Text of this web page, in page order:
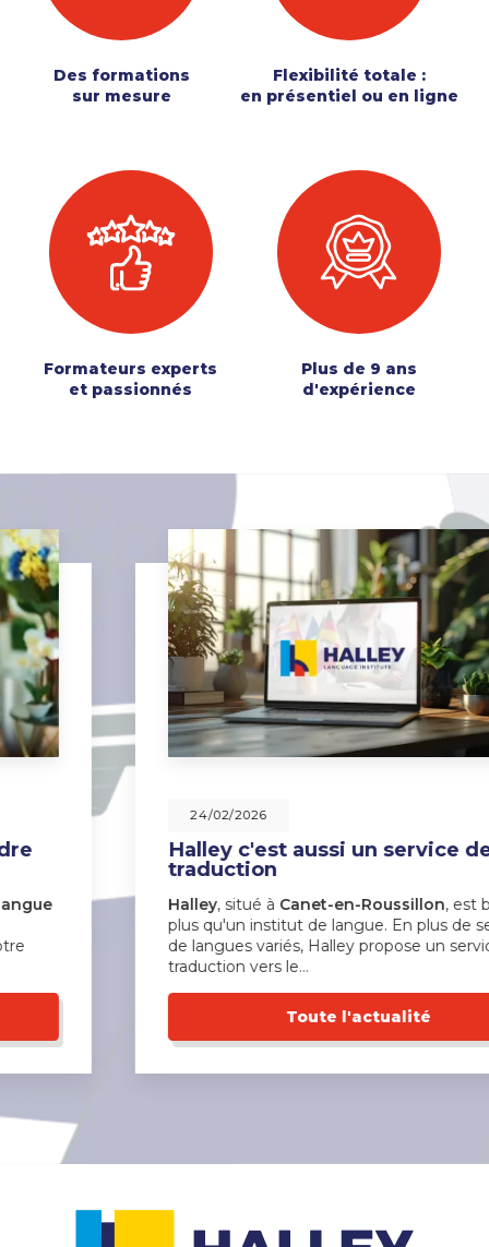
Des formations
sur mesure
Flexibilité totale :
en présentiel ou en ligne
Formateurs experts
et passionnés
Plus de 9 ans
d'expérience
24/02/2026
Halley c'est aussi un service de
Halley, situé à Canet-en-Roussillon, est bien
plus qu'un institut de langue. En plus de ses cours
de langues variés, Halley propose un service de
traduction vers le…
Toute l'actualité